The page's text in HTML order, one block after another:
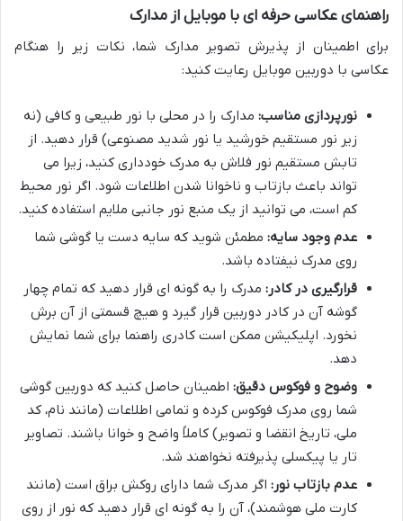
راهنمای عکاسی حرفه ای با موبایل از مدارک
برای اطمینان از پذیرش تصویر مدارک شما، نکات زیر را هنگام
عکاسی با دوربین موبایل رعایت کنید:
نورپردازی مناسب: مدارک را در محلی با نور طبیعی و کافی (نه
زیر نور مستقیم خورشید یا نور شدید مصنوعی) قرار دهید. از
تابش مستقیم نور فلاش به مدرک خودداری کنید، زیرا می
تواند باعث بازتاب و ناخوانا شدن اطلاعات شود. اگر نور محیط
کم است، می توانید از یک منبع نور جانبی ملایم استفاده کنید.
عدم وجود سایه: مطمئن شوید که سایه دست یا گوشی شما
روی مدرک نیفتاده باشد.
قرارگیری در کادر: مدرک را به گونه ای قرار دهید که تمام چهار
گوشه آن در کادر دوربین قرار گیرد و هیچ قسمتی از آن برش
نخورد. اپلیکیشن ممکن است کادری راهنما برای شما نمایش
دهد.
وضوح و فوکوس دقیق: اطمینان حاصل کنید که دوربین گوشی
شما روی مدرک فوکوس کرده و تمامی اطلاعات (مانند نام، کد
ملی، تاریخ انقضا و تصویر) کاملاً واضح و خوانا باشند. تصاویر
تار یا پیکسلی پذیرفته نخواهند شد.
عدم بازتاب نور: اگر مدرک شما دارای روکش براق است (مانند
کارت ملی هوشمند)، آن را به گونه ای قرار دهید که نور از روی